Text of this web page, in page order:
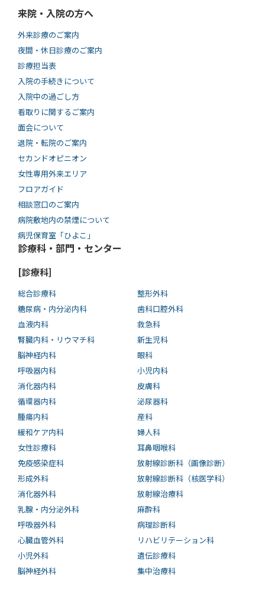
来院・入院の方へ
外来診療のご案内
夜間・休日診療のご案内
診療担当表
入院の手続きについて
入院中の過ごし方
看取りに関するご案内
面会について
退院・転院のご案内
セカンドオピニオン
女性専用外来エリア
フロアガイド
相談窓口のご案内
病院敷地内の禁煙について
病児保育室「ひよこ」
診療科・部門・センター
[診療科]
総合診療科
糖尿病・内分泌内科
血液内科
腎臓内科・リウマチ科
脳神経内科
呼吸器内科
消化器内科
循環器内科
腫瘍内科
緩和ケア内科
女性診療科
免疫感染症科
形成外科
消化器外科
乳腺・内分泌外科
呼吸器外科
心臓血管外科
小児外科
脳神経外科
整形外科
歯科口腔外科
救急科
新生児科
眼科
小児内科
皮膚科
泌尿器科
産科
婦人科
耳鼻咽喉科
放射線診断科（画像診断）
放射線診断科（核医学科）
放射線治療科
麻酔科
病理診断科
リハビリテーション科
遺伝診療科
集中治療科